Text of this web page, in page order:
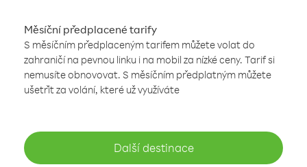
Měsíční předplacené tarify
S měsíčním předplaceným tarifem můžete volat do
zahraničí na pevnou linku i na mobil za nízké ceny. Tarif si
nemusíte obnovovat. S měsíčním předplatným můžete
ušetřit za volání, které už využíváte
Další destinace